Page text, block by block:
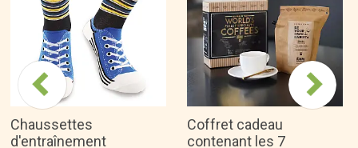
Chaussettes
d'entraînement
Coffret cadeau
contenant les 7